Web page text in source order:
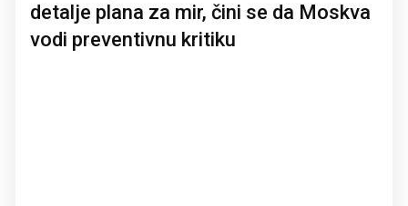
detalje plana za mir, čini se da Moskva
vodi preventivnu kritiku